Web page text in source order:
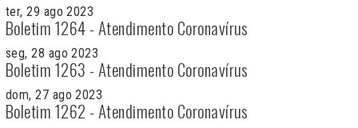
ter, 29 ago 2023
Boletim 1264 - Atendimento Coronavírus
seg, 28 ago 2023
Boletim 1263 - Atendimento Coronavírus
dom, 27 ago 2023
Boletim 1262 - Atendimento Coronavírus